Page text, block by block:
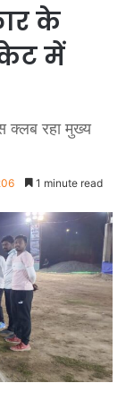
के
में
क्लब रहा मुख्य
1 minute read